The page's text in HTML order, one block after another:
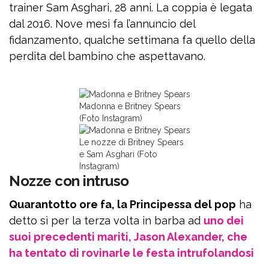
trainer Sam Asghari, 28 anni. La coppia è legata
dal 2016. Nove mesi fa l’annuncio del
fidanzamento, qualche settimana fa quello della
perdita del bambino che aspettavano.
Madonna e Britney Spears
(Foto Instagram)
Le nozze di Britney Spears
e Sam Asghari (Foto
Instagram)
Nozze con intruso
Quarantotto ore fa, la Principessa del pop ha
detto sì per la terza volta in barba ad uno dei
suoi precedenti mariti, Jason Alexander, che
ha tentato di rovinarle le festa intrufolandosi